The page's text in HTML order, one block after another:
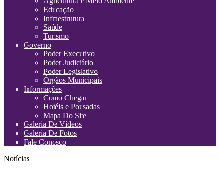
Educação
Infraestrutura
Saúde
Turismo
Governo
Poder Executivo
Poder Judiciário
Poder Legislativo
Órgãos Municipais
Informações
Como Chegar
Hotéis e Pousadas
Mapa Do Site
Galeria De Vídeos
Galeria De Fotos
Fale Conosco
Notícias